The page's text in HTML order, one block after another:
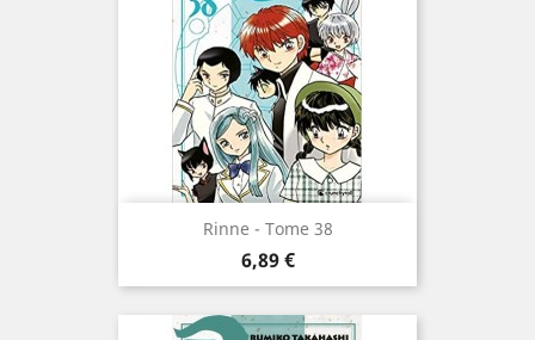
Rinne - Tome 38
Prix
6,89 €